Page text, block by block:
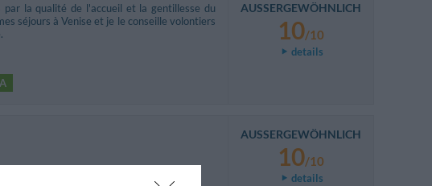
la qualité de l'accueil et la gentillesse du
séjours à Venise et je le conseille volontiers
AUSSERGEWÖHNLICH
10/10
details
AUSSERGEWÖHNLICH
10/10
details